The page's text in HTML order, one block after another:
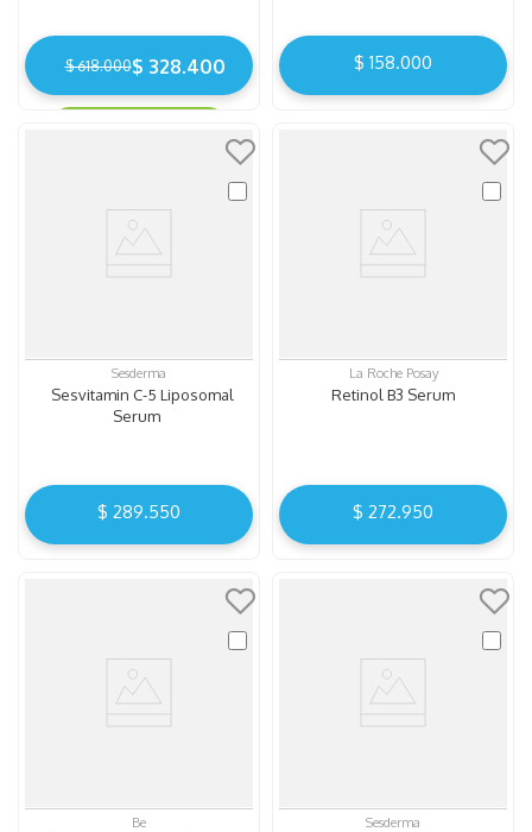
$ 618.000$ 328.400 $ 158.000
Sesderma
Sesvitamin C-5 Liposomal
Serum
$ 289.550
La Roche Posay
Retinol B3 Serum
$ 272.950
Be Sesderma